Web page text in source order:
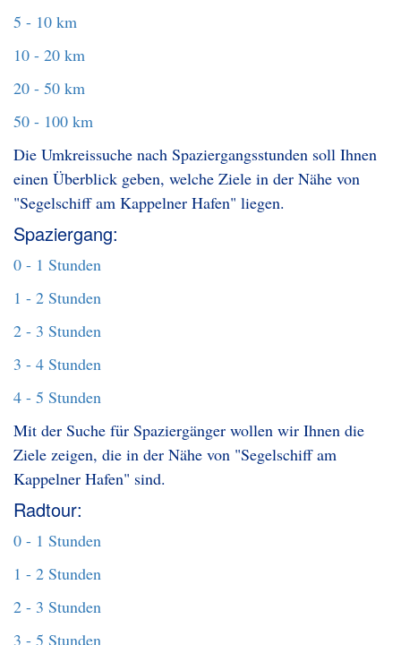
5 - 10 km
10 - 20 km
20 - 50 km
50 - 100 km
Die Umkreissuche nach Spaziergangsstunden soll Ihnen
einen Überblick geben, welche Ziele in der Nähe von
"Segelschiff am Kappelner Hafen" liegen.
Spaziergang:
0 - 1 Stunden
1 - 2 Stunden
2 - 3 Stunden
3 - 4 Stunden
4 - 5 Stunden
Mit der Suche für Spaziergänger wollen wir Ihnen die
Ziele zeigen, die in der Nähe von "Segelschiff am
Kappelner Hafen" sind.
Radtour:
0 - 1 Stunden
1 - 2 Stunden
2 - 3 Stunden
3 - 5 Stunden